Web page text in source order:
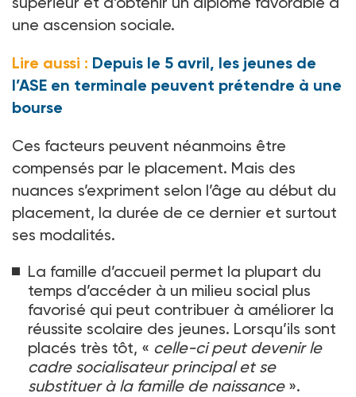
une ascension sociale.
Lire aussi : Depuis le 5 avril, les jeunes de
l’ASE en terminale peuvent prétendre à une
bourse
Ces facteurs peuvent néanmoins être
compensés par le placement. Mais des
nuances s’expriment selon l’âge au début du
placement, la durée de ce dernier et surtout
ses modalités.
La famille d’accueil permet la plupart du
temps d’accéder à un milieu social plus
favorisé qui peut contribuer à améliorer la
réussite scolaire des jeunes. Lorsqu’ils sont
placés très tôt, « celle-ci peut devenir le
cadre socialisateur principal et se
substituer à la famille de naissance ».